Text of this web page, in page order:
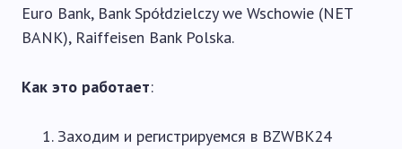
Euro Bank, Bank Spółdzielczy we Wschowie (NET
BANK), Raiffeisen Bank Polska.
Как это работает:
Заходим и регистрируемся в BZWBK24